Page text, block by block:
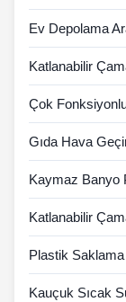
Ev Depolama
Katlanabilir
Çok
Gıda Hava
Kaymaz Banyo
Katlanabilir
Plastik Saklama
Kauçuk Sıcak